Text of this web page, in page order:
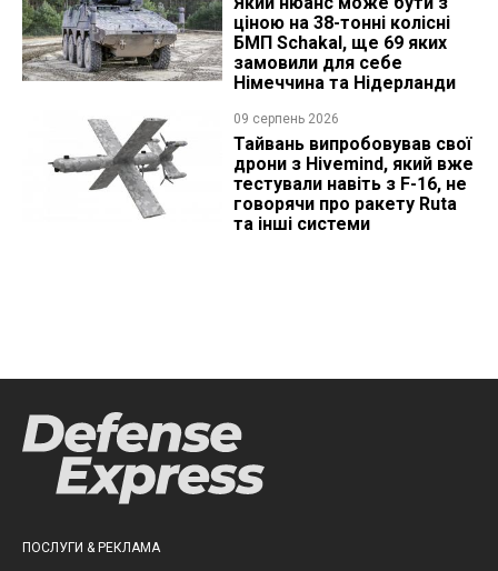
ціною на 38-тонні колісні
БМП Schakal, ще 69 яких
замовили для себе
Німеччина та Нідерланди
09 серпень 2026
Тайвань випробовував свої
дрони з Hivemind, який вже
тестували навіть з F-16, не
говорячи про ракету Ruta
та інші системи
ПОСЛУГИ & РЕКЛАМА